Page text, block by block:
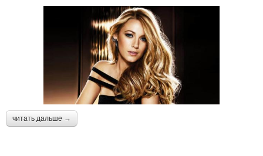
читать дальше →